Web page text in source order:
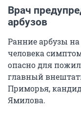
Врач
арбузов
Ранние арбузы
человека
опасно для
главный
Приморья,
Ямилова.